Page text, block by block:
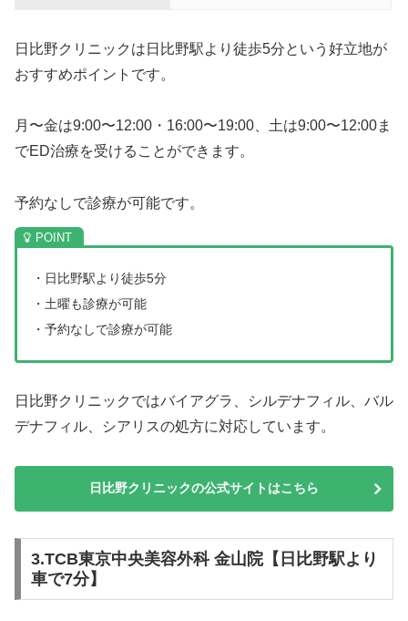
日比野クリニックは日比野駅より徒歩5分という好立地が
おすすめポイントです。
月〜金は9:00〜12:00・16:00〜19:00、土は9:00〜12:00ま
でED治療を受けることができます。
予約なしで診療が可能です。
・日比野駅より徒歩5分
・土曜も診療が可能
・予約なしで診療が可能
日比野クリニックではバイアグラ、シルデナフィル、バル
デナフィル、シアリスの処方に対応しています。
日比野クリニックの公式サイトはこちら
3.TCB東京中央美容外科 金山院【日比野駅より
車で7分】